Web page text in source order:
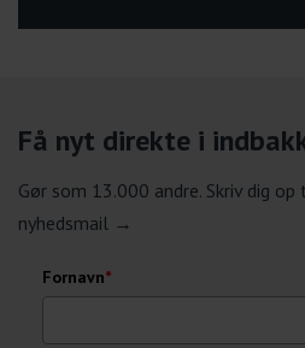
Få nyt direkte i
Gør som 13.000 andre. Skriv dig
nyhedsmail →
Fornavn*